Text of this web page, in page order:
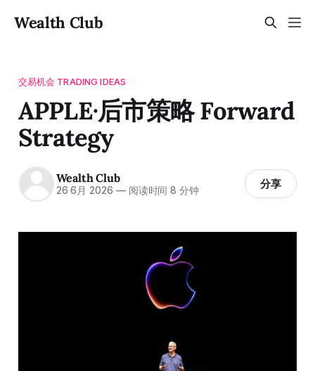
Wealth Club
交易机会 TRADING IDEAS
APPLE·后市策略 Forward
Strategy
Wealth Club
26 6月 2026 —阅读时间 8 分钟 分享